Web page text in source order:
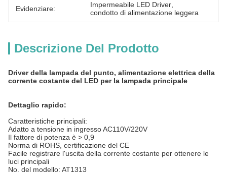
Evidenziare: Impermeabile LED Driver
condotto di alimentazione leggera
Descrizione Del Prodotto
Driver della lampada del punto, alimentazione elettrica della
corrente costante del LED per la lampada principale
Dettaglio rapido:
Caratteristiche principali:
Adatto a tensione in ingresso AC110V/220V
Il fattore di potenza è > 0,9
Norma di ROHS, certificazione del CE
Facile registrare l'uscita della corrente costante per ottenere le
luci principali
No. del modello: AT1313